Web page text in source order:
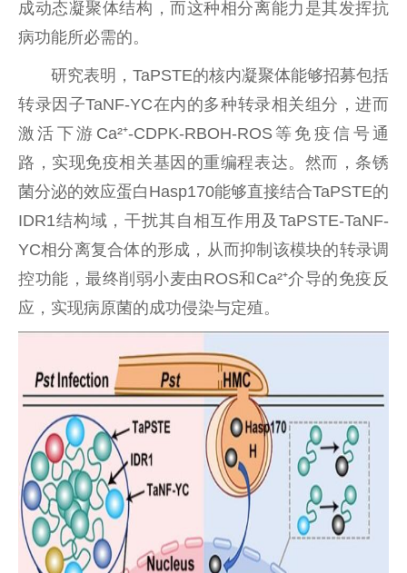
成动态凝聚体结构，而这种相分离能力是其发挥抗
病功能所必需的。
研究表明，TaPSTE的核内凝聚体能够招募包括
转录因子TaNF-YC在内的多种转录相关组分，进而
激活下游Ca²⁺-CDPK-RBOH-ROS等免疫信号通
路，实现免疫相关基因的重编程表达。然而，条锈
菌分泌的效应蛋白Hasp170能够直接结合TaPSTE的
IDR1结构域，干扰其自相互作用及TaPSTE-TaNF-
YC相分离复合体的形成，从而抑制该模块的转录调
控功能，最终削弱小麦由ROS和Ca²⁺介导的免疫反
应，实现病原菌的成功侵染与定殖。